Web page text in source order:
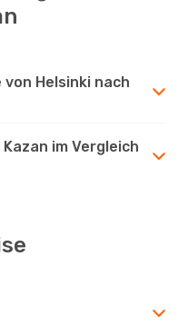
Helsinki nach
im Vergleich